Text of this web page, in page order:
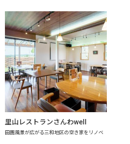
里山レストランさんわwell
田園風景が広がる三和地区の空き家をリノベ